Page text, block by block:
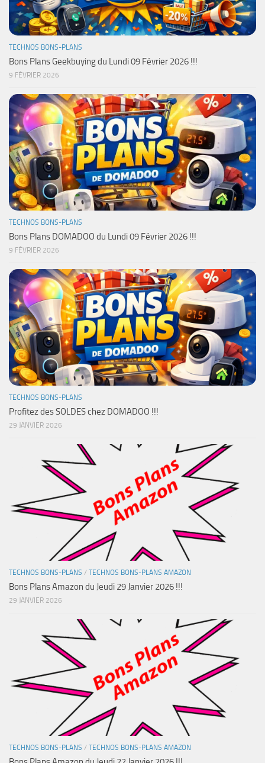
TECHNOS BONS-PLANS
Bons Plans Geekbuying du Lundi 09 Février 2026 !!!
9 FÉVRIER 2026
TECHNOS BONS-PLANS
Bons Plans DOMADOO du Lundi 09 Février 2026 !!!
9 FÉVRIER 2026
TECHNOS BONS-PLANS
Profitez des SOLDES chez DOMADOO !!!
29 JANVIER 2026
TECHNOS BONS-PLANS / TECHNOS BONS-PLANS AMAZON
Bons Plans Amazon du Jeudi 29 Janvier 2026 !!!
29 JANVIER 2026
TECHNOS BONS-PLANS / TECHNOS BONS-PLANS AMAZON